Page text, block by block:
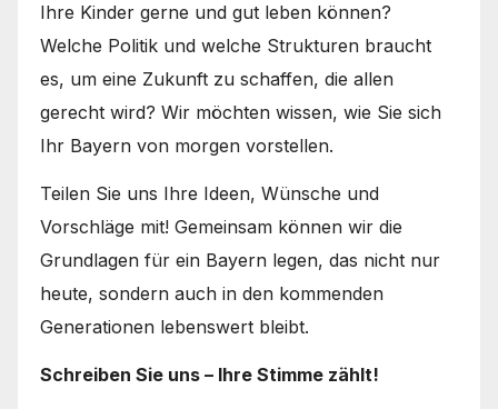
Ihre Kinder gerne und gut leben können?
Welche Politik und welche Strukturen braucht
es, um eine Zukunft zu schaffen, die allen
gerecht wird? Wir möchten wissen, wie Sie sich
Ihr Bayern von morgen vorstellen.
Teilen Sie uns Ihre Ideen, Wünsche und
Vorschläge mit! Gemeinsam können wir die
Grundlagen für ein Bayern legen, das nicht nur
heute, sondern auch in den kommenden
Generationen lebenswert bleibt.
Schreiben Sie uns – Ihre Stimme zählt!